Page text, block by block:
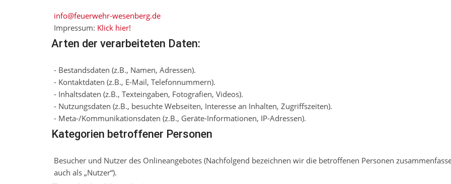
info@feuerwehr-wesenberg.de
Impressum: Klick hier!
Arten der verarbeiteten Daten:
- Bestandsdaten (z.B., Namen, Adressen).
- Kontaktdaten (z.B., E-Mail, Telefonnummern).
- Inhaltsdaten (z.B., Texteingaben, Fotografien, Videos).
- Nutzungsdaten (z.B., besuchte Webseiten, Interesse an Inhalten, Zugriffszeiten).
- Meta-/Kommunikationsdaten (z.B., Geräte-Informationen, IP-Adressen).
Kategorien betroffener Personen
Besucher und Nutzer des Onlineangebotes (Nachfolgend bezeichnen wir die betroffenen Personen
auch als „Nutzer“).